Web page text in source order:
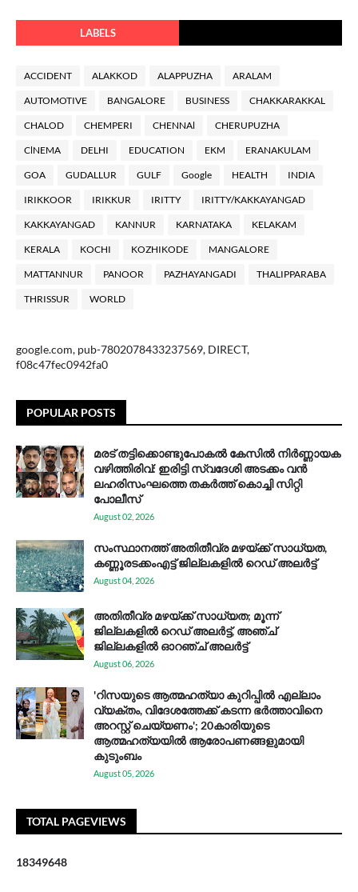
LABELS
ACCIDENT ALAKKOD ALAPPUZHA ARALAM
AUTOMOTIVE BANGALORE BUSINESS CHAKKARAKKAL
CHALOD CHEMPERI CHENNAl CHERUPUZHA
ClNEMA DELHI EDUCATION EKM ERANAKULAM
GOA GUDALLUR GULF Google HEALTH INDIA
IRIKKOOR IRIKKUR IRITTY IRITTY/KAKKAYANGAD
KAKKAYANGAD KANNUR KARNATAKA KELAKAM
KERALA KOCHI KOZHIKODE MANGALORE
MATTANNUR PANOOR PAZHAYANGADI THALIPPARABA
THRISSUR WORLD
google.com, pub-7802078433237569, DIRECT,
f08c47fec0942fa0
POPULAR POSTS
മരട് തട്ടിക്കൊണ്ടുപോകൽ കേസിൽ നിർണ്ണായക
വഴിത്തിരിവ്: ഇരിട്ടി സ്വദേശി അടക്കം വൻ
ലഹരിസംഘത്തെ തകർത്ത് കൊച്ചി സിറ്റി
പോലീസ്
August 02, 2026
സം​സ്ഥാ​ന​ത്ത് അ​തി​തീ​വ്ര മ​ഴ​യ്ക്ക് സാ​ധ്യ​ത,
കണ്ണൂരടക്കംഎ​ട്ട് ജി​ല്ല​ക​ളി​ൽ റെ​ഡ് അ​ലർ​ട്ട്
August 04, 2026
അതിതീവ്ര മഴയ്ക്ക് സാധ്യത; മൂന്ന്
ജില്ലകളിൽ റെഡ് അലർട്ട്, അഞ്ച്
ജില്ലകളിൽ ഓറഞ്ച് അലർട്ട്
August 06, 2026
'റിസയുടെ ആത്മഹത്യാ കുറിപ്പിൽ എല്ലാം
വ്യക്തം, വിദേശത്തേക്ക് കടന്ന ഭർത്താവിനെ
അറസ്റ്റ് ചെയ്യണം'; 20കാരിയുടെ
ആത്മഹത്യയിൽ ആരോപണങ്ങളുമായി
കുടുംബം
August 05, 2026
TOTAL PAGEVIEWS
18349648